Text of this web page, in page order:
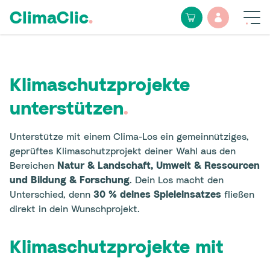
ClimaClic.
Klimaschutzprojekte
unterstützen.
Unterstütze mit einem Clima-Los ein gemeinnütziges,
geprüftes Klimaschutzprojekt deiner Wahl aus den
Bereichen Natur & Landschaft, Umwelt & Ressourcen
und Bildung & Forschung. Dein Los macht den
Unterschied, denn 30 % deines Spieleinsatzes fließen
direkt in dein Wunschprojekt.
Klimaschutzprojekte mit